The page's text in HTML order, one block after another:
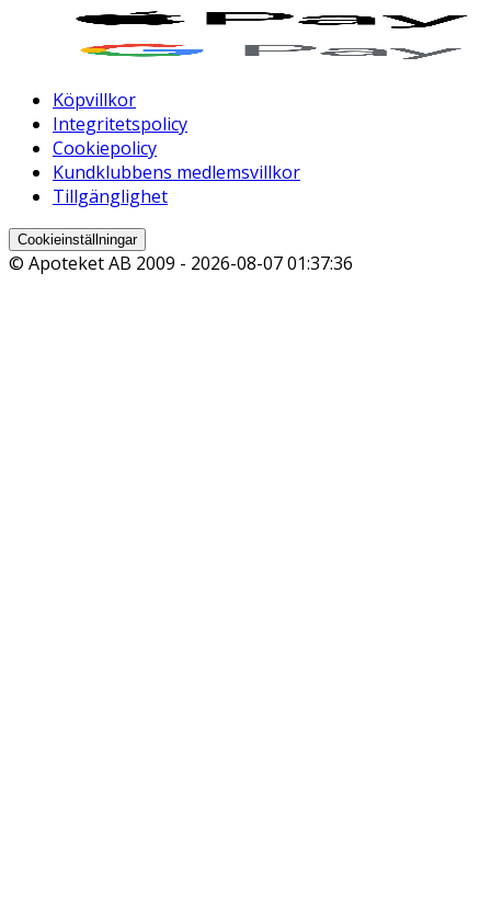
Köpvillkor
Integritetspolicy
Cookiepolicy
Kundklubbens medlemsvillkor
Tillgänglighet
Cookieinställningar
© Apoteket AB 2009 - 2026-08-07 01:37:36